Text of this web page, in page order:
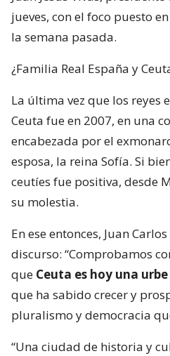
jueves, con el foco puesto
la semana pasada.
¿Familia Real España y
La última vez que los reyes
Ceuta fue en 2007, en una
encabezada por el
esposa, la reina Sofía. Si
ceutíes fue positiva, desde
su molestia.
En ese entonces, Juan
discurso: “Comprobamos
que Ceuta es hoy una
que ha sabido crecer y
pluralismo y democracia
“Una ciudad de historia y